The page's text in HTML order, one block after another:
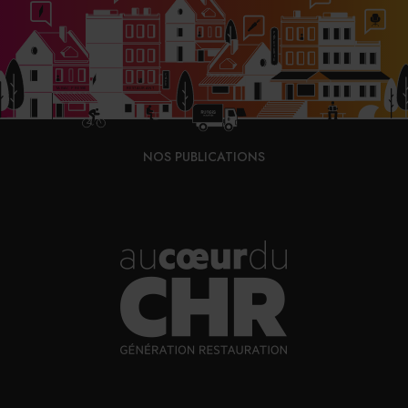
maison de collectionneur
31/07/2026
Vins fins : la Chine affiche ses ambitions
31/07/2026
30/07/2026
Incendies : l’aide d’urgence rehaussée à 8 000 €
pour les indépendants, l’autoroute A63 réouverte
NOS PUBLICATIONS